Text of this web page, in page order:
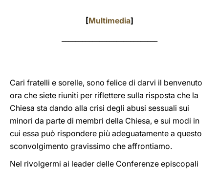
[Multimedia]
Cari fratelli e sorelle, sono felice di darvi il benvenuto
ora che siete riuniti per riflettere sulla risposta che la
Chiesa sta dando alla crisi degli abusi sessuali sui
minori da parte di membri della Chiesa, e sui modi in
cui essa può rispondere più adeguatamente a questo
sconvolgimento gravissimo che affrontiamo.
Nel rivolgermi ai leader delle Conferenze episcopali